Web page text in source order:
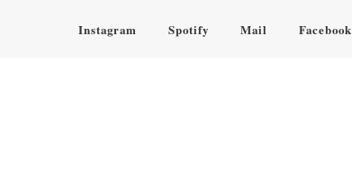
Instagram Spotify Mail Facebook